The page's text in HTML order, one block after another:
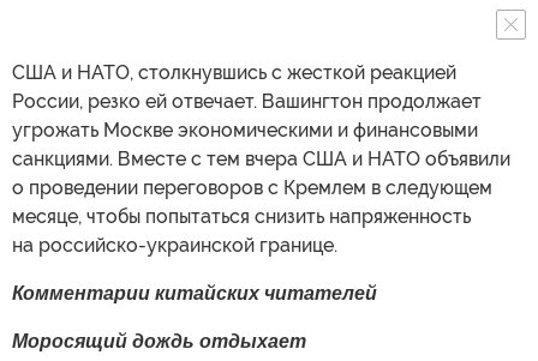
США и НАТО, столкнувшись с жесткой реакцией
России, резко ей отвечает. Вашингтон продолжает
угрожать Москве экономическими и финансовыми
санкциями. Вместе с тем вчера США и НАТО объявили
о проведении переговоров с Кремлем в следующем
месяце, чтобы попытаться снизить напряженность
на российско-украинской границе.
Комментарии китайских читателей
Моросящий дождь отдыхает